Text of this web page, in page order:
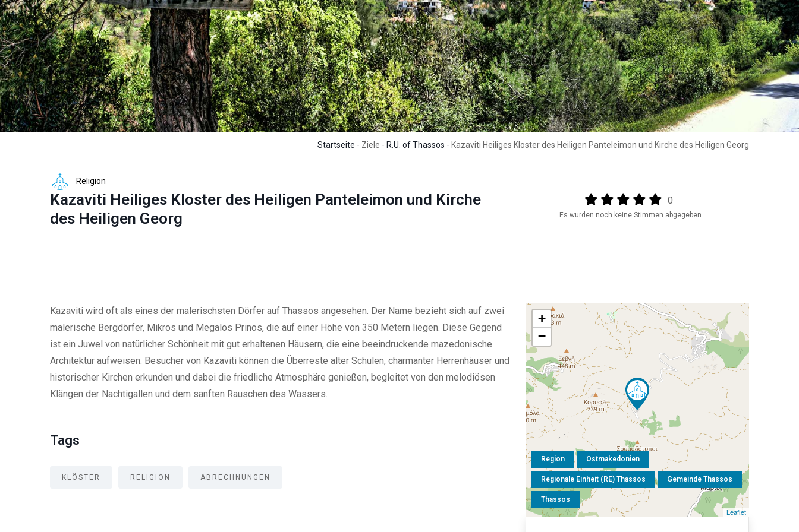
Startseite - Ziele - R.U. of Thassos - Kazaviti Heiliges Kloster des Heiligen Panteleimon und Kirche des Heiligen Georg
Religion
Kazaviti Heiliges Kloster des Heiligen Panteleimon und Kirche
des Heiligen Georg
Output format
(star)(star)(star)(star)(star)
0
Es wurden noch keine Stimmen abgegeben.
Kazaviti wird oft als eines der malerischsten Dörfer auf Thassos angesehen. Der Name bezieht sich auf zwei
malerische Bergdörfer, Mikros und Megalos Prinos, die auf einer Höhe von 350 Metern liegen. Diese Gegend
ist ein Juwel von natürlicher Schönheit mit gut erhaltenen Häusern, die eine beeindruckende mazedonische
Architektur aufweisen. Besucher von Kazaviti können die Überreste alter Schulen, charmanter Herrenhäuser und
historischer Kirchen erkunden und dabei die friedliche Atmosphäre genießen, begleitet von den melodiösen
Klängen der Nachtigallen und dem sanften Rauschen des Wassers.
Tags
KLÖSTER RELIGION ABRECHNUNGEN
Region Ostmakedonien
Regionale Einheit (RE) Thassos Gemeinde Thassos
Thassos
+
−
Leaflet